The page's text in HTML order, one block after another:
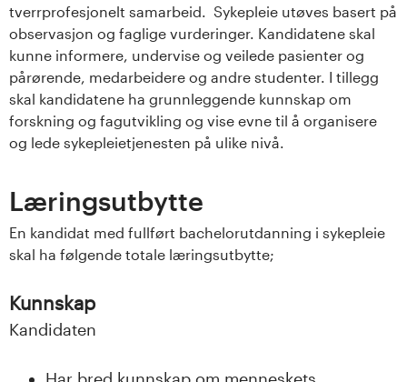
tverrprofesjonelt samarbeid. Sykepleie utøves basert på
observasjon og faglige vurderinger. Kandidatene skal
kunne informere, undervise og veilede pasienter og
pårørende, medarbeidere og andre studenter. I tillegg
skal kandidatene ha grunnleggende kunnskap om
forskning og fagutvikling og vise evne til å organisere
og lede sykepleietjenesten på ulike nivå.
Læringsutbytte
En kandidat med fullført bachelorutdanning i sykepleie
skal ha følgende totale læringsutbytte;
Kunnskap
Kandidaten
Har bred kunnskap om menneskets